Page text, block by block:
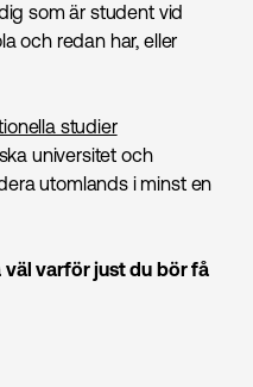
som är student vid
och redan har, eller
studier
universitet och
utomlands i minst en
varför just du bör få